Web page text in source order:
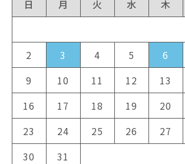
日
月 火 水 木
2
3 4 5 6
9
10 11 12 13
16
17 18 19 20
23
24 25 26 27
30
31